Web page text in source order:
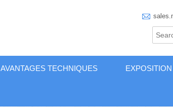

AVANTAGES TECHNIQUES